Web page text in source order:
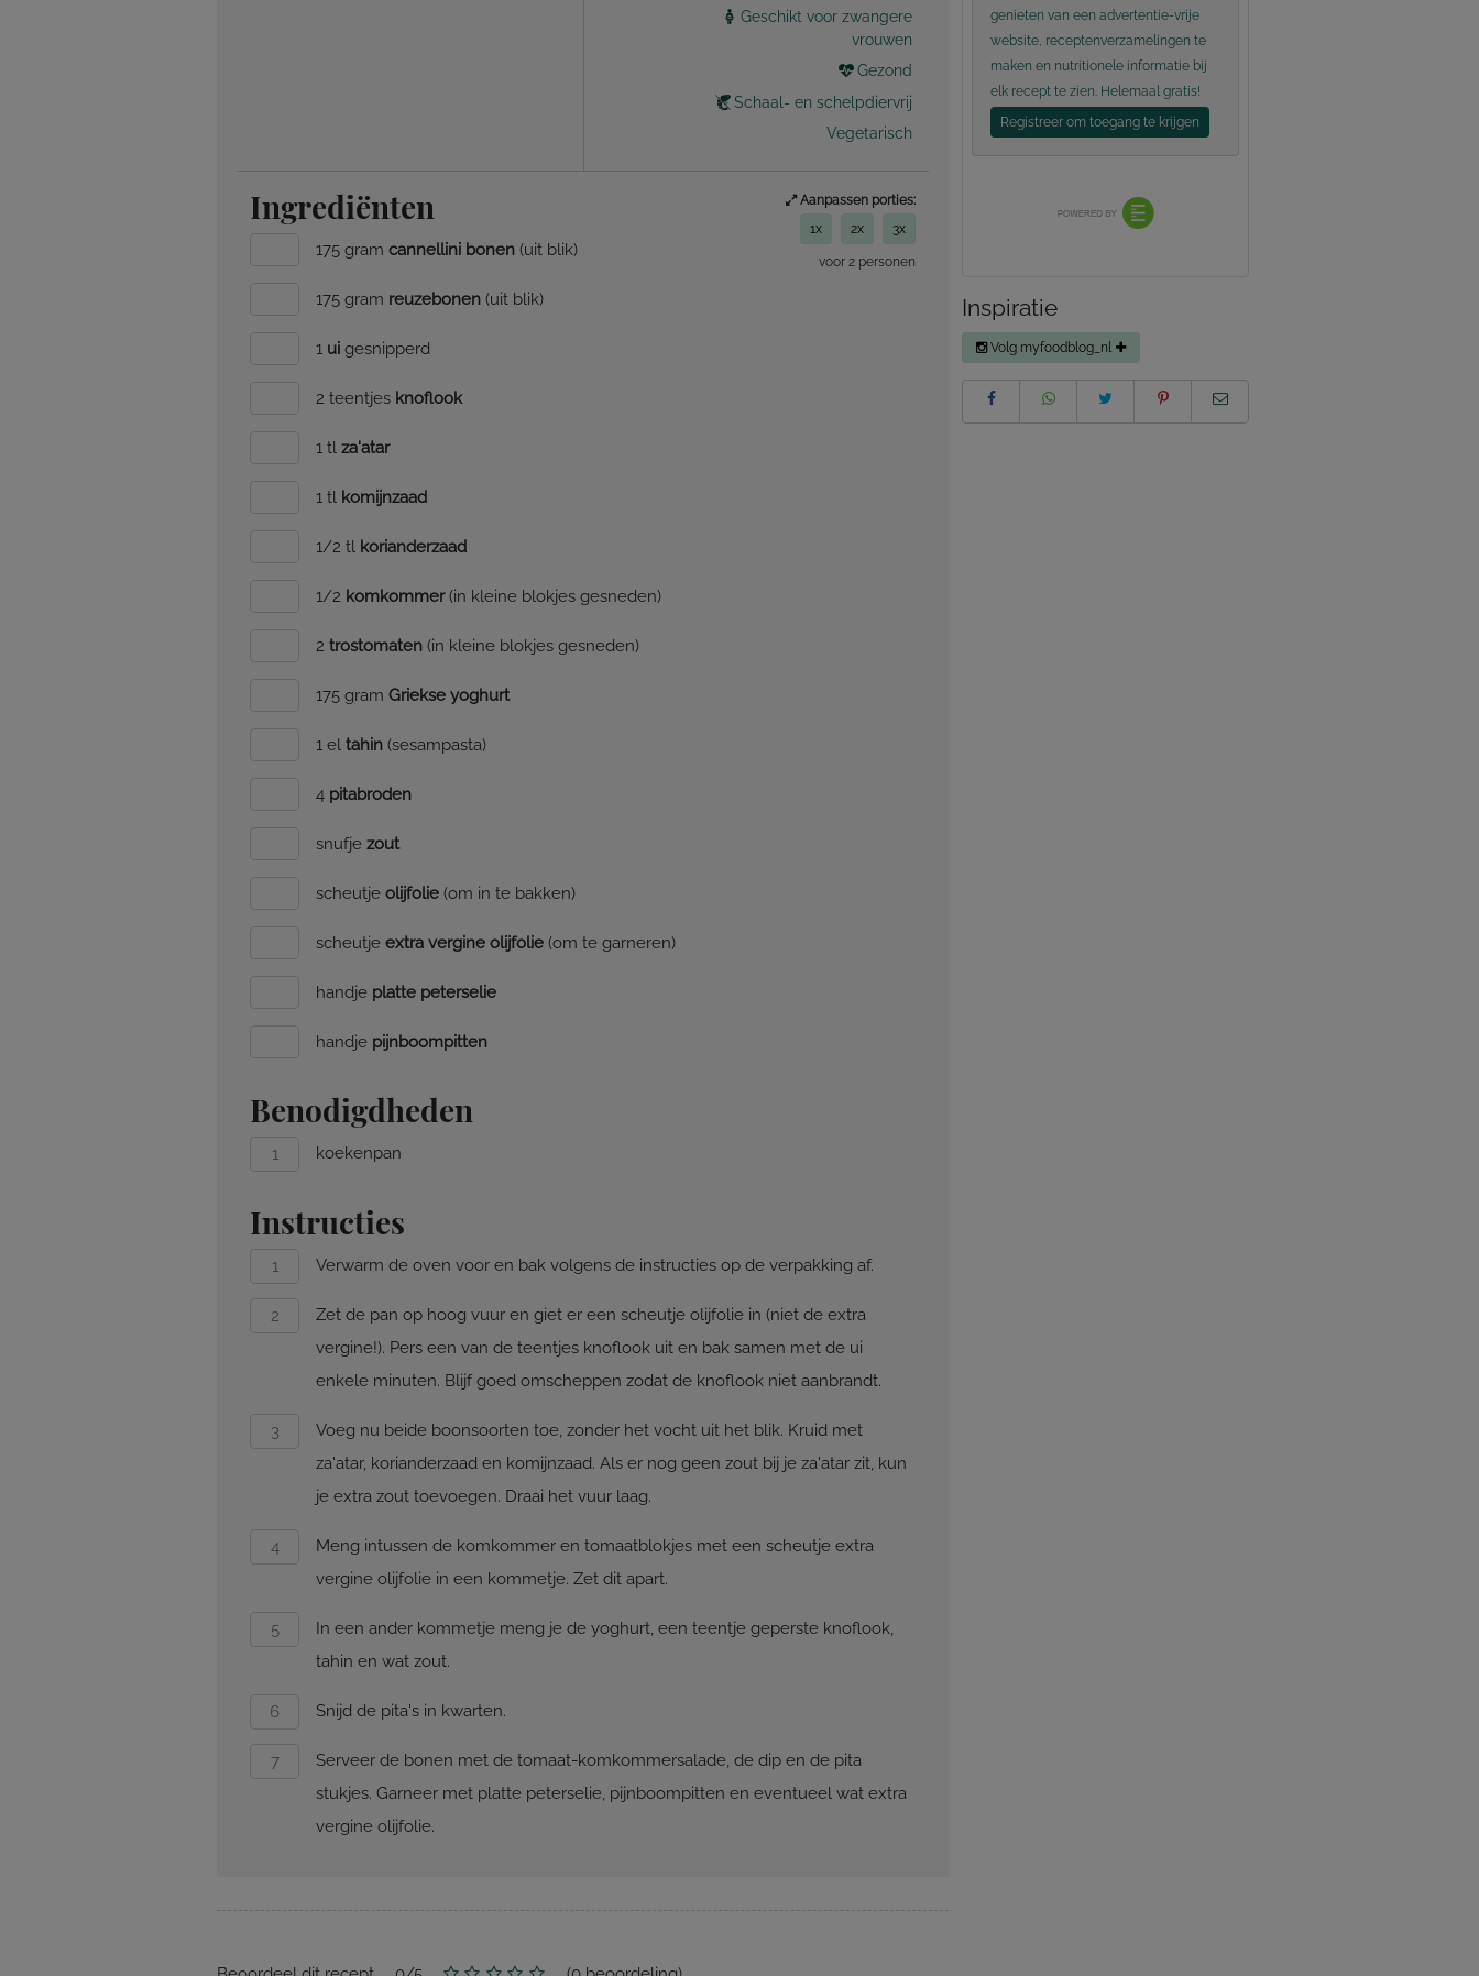
Geschikt voor zwangere
vrouwen
Gezond
Schaal- en schelpdiervrij
Vegetarisch
Aanpassen porties:
1x 2x 3x
voor 2 personen
Ingrediënten
175 gram cannellini bonen (uit blik)
175 gram reuzebonen (uit blik)
1 ui gesnipperd
2 teentjes knoflook
1 tl za'atar
1 tl komijnzaad
1/2 tl korianderzaad
1/2 komkommer(in kleine blokjes gesneden)
2 trostomaten (in kleine blokjes gesneden)
175 gram Griekse yoghurt
1 el tahin (sesampasta)
4 pitabroden
snufje zout
scheutje olijfolie (om in te bakken)
scheutje extra vergine olijfolie (om te garneren)
handje platte peterselie
handje pijnboompitten
Benodigdheden
koekenpan
Instructies
Verwarm de oven voor en bak volgens de instructies op de verpakking af.
Zet de pan op hoog vuur en giet er een scheutje olijfolie in (niet de extra
vergine!). Pers een van de teentjes knoflook uit en bak samen met de ui
enkele minuten. Blijf goed omscheppen zodat de knoflook niet aanbrandt.
Voeg nu beide boonsoorten toe, zonder het vocht uit het blik. Kruid met
za'atar, korianderzaad en komijnzaad. Als er nog geen zout bij je za'atar zit, kun
je extra zout toevoegen. Draai het vuur laag.
Meng intussen de komkommer en tomaatblokjes met een scheutje extra
vergine olijfolie in een kommetje. Zet dit apart.
In een ander kommetje meng je de yoghurt, een teentje geperste knoflook,
tahin en wat zout.
Snijd de pita's in kwarten.
Serveer de bonen met de tomaat-komkommersalade, de dip en de pita
stukjes. Garneer met platte peterselie, pijnboompitten en eventueel wat extra
vergine olijfolie.
genieten van een advertentie-vrije
website, receptenverzamelingen te
maken en nutritionele informatie bij
elk recept te zien. Helemaal gratis!
Registreer om toegang te krijgen
Inspiratie
Volg myfoodblog_nl